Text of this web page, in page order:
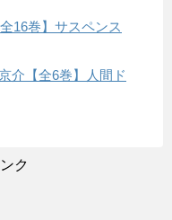
16巻】サスペンス
介【全6巻】人間ド
ク